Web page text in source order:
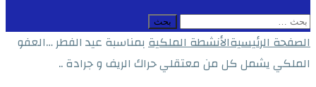
البحث
عن:
الصفحة الرئيسيةالأنشطة الملكيةبمناسبة عيد الفطر …العفو
الملكي يشمل كل من معتقلي حراك الريف و جرادة ..